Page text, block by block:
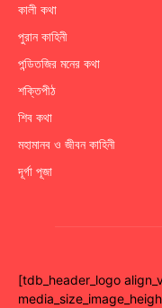
কালী কথা
পুরান কাহিনী
পন্ডিতজির মনের কথা
শক্তিপীঠ
শিব কথা
মহামানব ও জীবন কাহিনী
দূর্গা পূজা
[tdb_header_logo